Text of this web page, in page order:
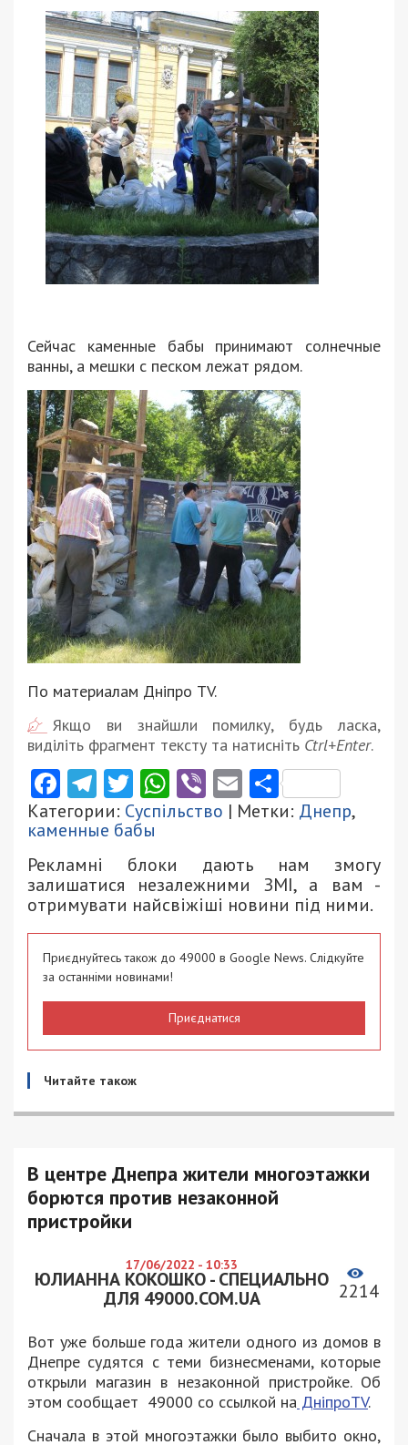
Сейчас каменные бабы принимают солнечные
ванны, а мешки с песком лежат рядом.
По материалам Дніпро TV.
Якщо ви знайшли помилку, будь ласка,
виділіть фрагмент тексту та натисніть Ctrl+Enter.
Facebook
Telegram
Twitter
WhatsApp
ViberEmail
Категории: Суспільство | Метки: Днепр,
каменные бабы
Рекламні блоки дають нам змогу
залишатися незалежними ЗМІ, а вам -
отримувати найсвіжіші новини під ними.
Приєднуйтесь також до 49000 в Google News. Слідкуйте
за останніми новинами!
Приєднатися
Читайте також
В центре Днепра жители многоэтажки
борются против незаконной
пристройки
17/06/2022 - 10:33
ЮЛИАННА КОКОШКО - СПЕЦИАЛЬНО
ДЛЯ 49000.COM.UA
2214
Вот уже больше года жители одного из домов в
Днепре судятся с теми бизнесменами, которые
открыли магазин в незаконной пристройке. Об
этом сообщает 49000 со ссылкой на ДніпроTV.
Сначала в этой многоэтажки было выбито окно,